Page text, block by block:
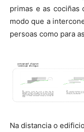
primas e as cociñas
modo que a
persoas como para
Na distancia o